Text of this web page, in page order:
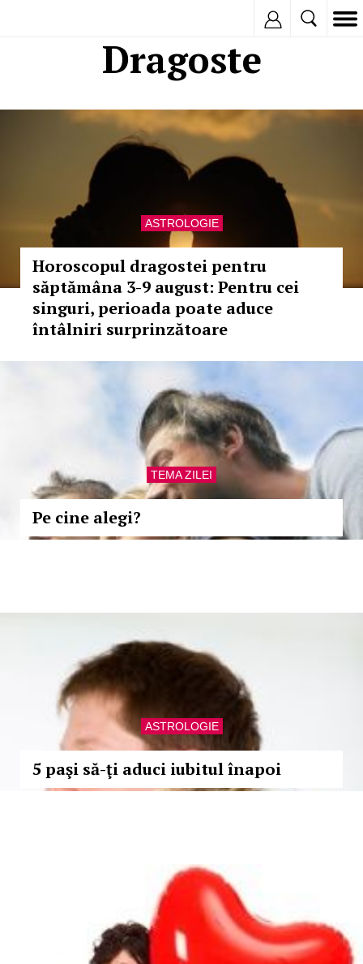
Dragoste
ASTROLOGIE
Horoscopul dragostei pentru
săptămâna 3-9 august: Pentru cei
singuri, perioada poate aduce
întâlniri surprinzătoare
TEMA ZILEI
Pe cine alegi?
ASTROLOGIE
5 paşi să-ţi aduci iubitul înapoi